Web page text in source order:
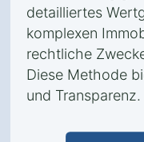
detailliertes
komplexen
rechtliche
Diese Methode
und Transparenz.